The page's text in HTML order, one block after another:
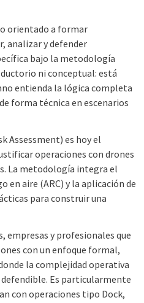
orientado a formar
analizar y defender
bajo la metodología
ni conceptual: está
entienda la lógica completa
forma técnica en escenarios
Assessment) es hoy el
operaciones con drones
La metodología integra el
en aire (ARC) y la aplicación de
para construir una
empresas y profesionales que
con un enfoque formal,
la complejidad operativa
Es particularmente
con operaciones tipo Dock,